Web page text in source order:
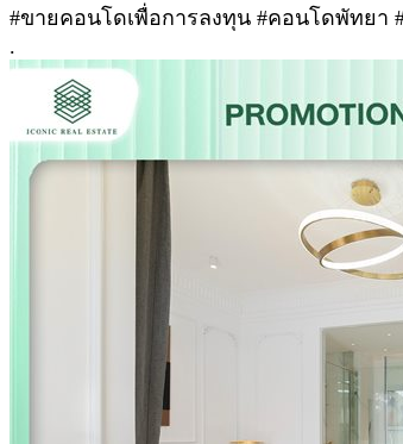
#ขายคอนโดเพื่อการลงทุน #คอนโดพัทยา
.